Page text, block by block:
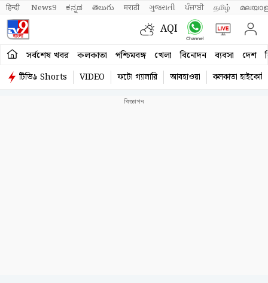
हिन्दी News9 ಕನ್ನಡ తెలుగు मराठी ગુજરાતી ਪੰਜਾਬੀ தமிழ்
AQI
সর্বশেষ খবর কলকাতা পশ্চিমবঙ্গ খেলা বিনোদন ব্যবসা দেশ
টিভি৯ Shorts VIDEO ফটো গ্যালারি আবহাওয়া কলকাতা হাইকোর্ট